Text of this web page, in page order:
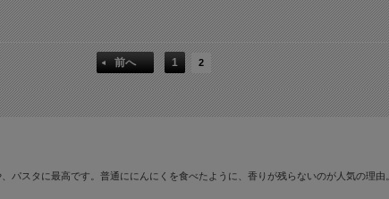
前へ 1 2
パスタに最高です。普通ににんにくを食べたように、香りが残らないのが人気の理由